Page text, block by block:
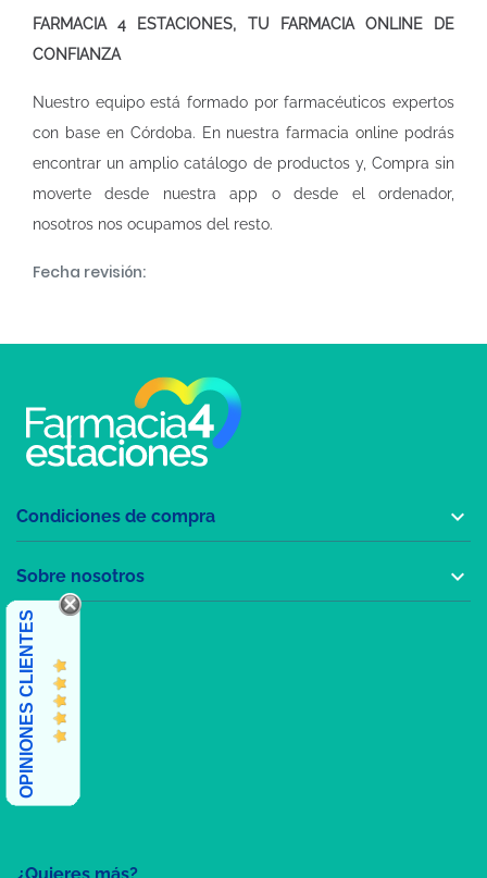
FARMACIA 4 ESTACIONES, TU FARMACIA ONLINE DE
CONFIANZA
Nuestro equipo está formado por farmacéuticos expertos
con base en Córdoba. En nuestrafarmacia online podrás
encontrar un amplio catálogo de productos y, Compra sin
moverte desde nuestra app o desde el ordenador,
nosotros nos ocupamos del resto.
Fecha revisión:
¿Quieres más?
Condiciones de compra 
Sobre nosotros 
OPINIONES CLIENTES